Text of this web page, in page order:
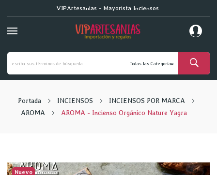
VIPArtesanias - Mayorista Inciensos
Portada INCIENSOS
INCIENSOS POR MARCA
AROMA
AROMA - Incienso Orgánico Nature Yagra
Nuevo